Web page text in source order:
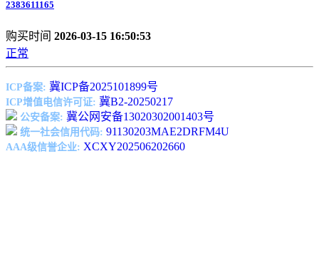
2383611165
购买时间 2026-03-15 16:50:53
正常
ICP备案: 冀ICP备2025101899号
ICP增值电信许可证: 冀B2-20250217
公安备案: 冀公网安备13020302001403号
统一社会信用代码: 91130203MAE2DRFM4U
AAA级信誉企业: XCXY202506202660